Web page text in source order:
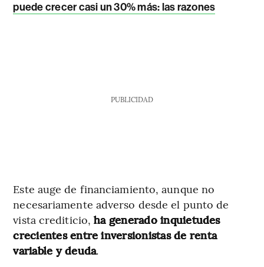
puede crecer casi un 30% más: las razones
PUBLICIDAD
Este auge de financiamiento, aunque no
necesariamente adverso desde el punto de
vista crediticio,ha generado inquietudes
crecientes entre inversionistas de renta
variable y deuda.